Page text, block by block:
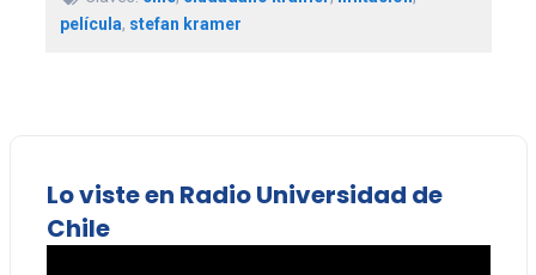
película, stefan kramer
Lo viste en Radio Universidad de
Chile